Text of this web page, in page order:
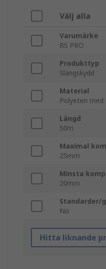
Välj alla
Varumärke
RS PRO
Produkttyp
Slangskydd
Material
Polyeten
Längd
50m
Maximal
25mm
Minsta
20mm
Standarder/
No
Hitta liknande